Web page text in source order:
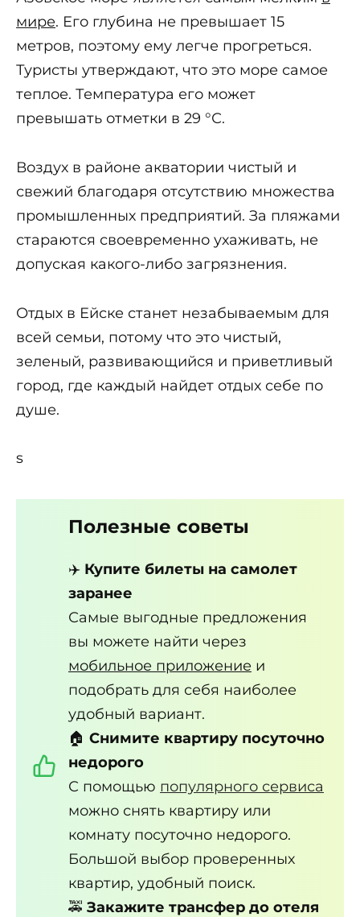
мире. Его глубина не превышает 15
метров, поэтому ему легче прогреться.
Туристы утверждают, что это море самое
теплое. Температура его может
превышать отметки в 29 °С.
Воздух в районе акватории чистый и
свежий благодаря отсутствию множества
промышленных предприятий. За пляжами
стараются своевременно ухаживать, не
допуская какого-либо загрязнения.
Отдых в Ейске станет незабываемым для
всей семьи, потому что это чистый,
зеленый, развивающийся и приветливый
город, где каждый найдет отдых себе по
душе.
s
Полезные советы
✈️ Купите билеты на самолет
заранее
Самые выгодные предложения
вы можете найти через
мобильное приложение и
подобрать для себя наиболее
удобный вариант.
🏠 Снимите квартиру посуточно
недорого
С помощью популярного сервиса
можно снять квартиру или
комнату посуточно недорого.
Большой выбор проверенных
квартир, удобный поиск.
🚕 Закажите трансфер до отеля